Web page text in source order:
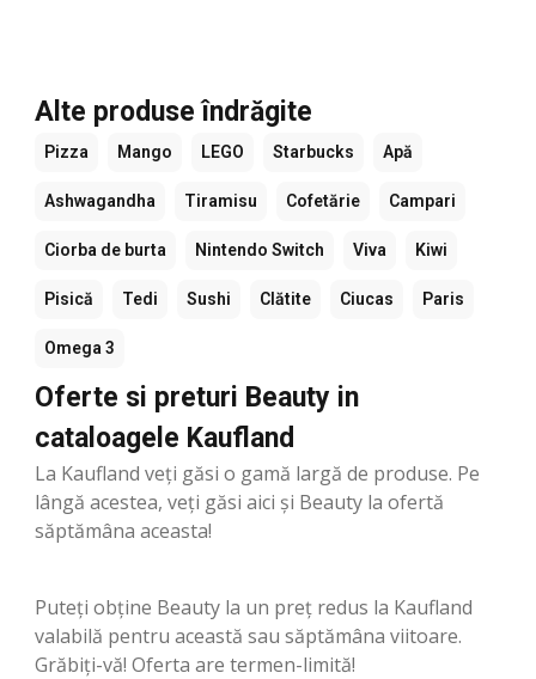
Alte produse îndrăgite
Pizza Mango LEGO Starbucks Apă
Ashwagandha Tiramisu Cofetărie Campari
Ciorba de burta Nintendo Switch Viva Kiwi
Pisică Tedi Sushi Clătite Ciucas Paris
Omega 3
Oferte si preturi Beauty in
cataloagele Kaufland
La Kaufland veți găsi o gamă largă de produse. Pe
lângă acestea, veți găsi aici și Beauty la ofertă
săptămâna aceasta!
Puteți obține Beauty la un preț redus la Kaufland
valabilă pentru această sau săptămâna viitoare.
Grăbiți-vă! Oferta are termen-limită!